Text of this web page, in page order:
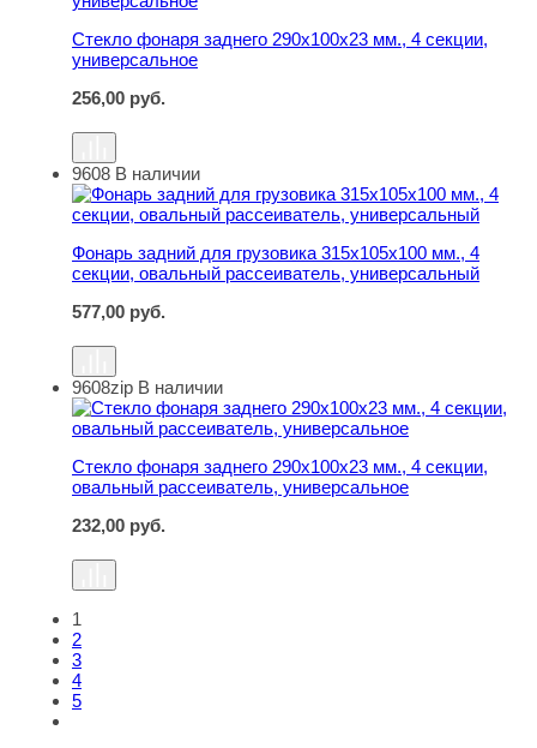
Стекло фонаря заднего 290х100х23 мм., 4 секции,
универсальное
256,00 руб.
Фонарь задний для грузовика 315х105х100 мм., 4
9608 В наличии
Фонарь задний для грузовика 315х105х100 мм., 4
секции, овальный рассеиватель, универсальный
577,00 руб.
Стекло фонаря заднего 290х100х23 мм., 4 секции,
9608zip В наличии
Стекло фонаря заднего 290х100х23 мм., 4 секции,
овальный рассеиватель, универсальное
232,00 руб.
1
2
3
4
5